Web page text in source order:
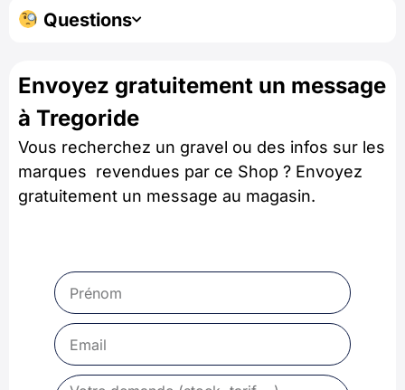
Questions
Envoyez gratuitement un message
à Tregoride
Vous recherchez un gravel ou des infos sur les
marques revendues par ce Shop ? Envoyez
gratuitement un message au magasin.